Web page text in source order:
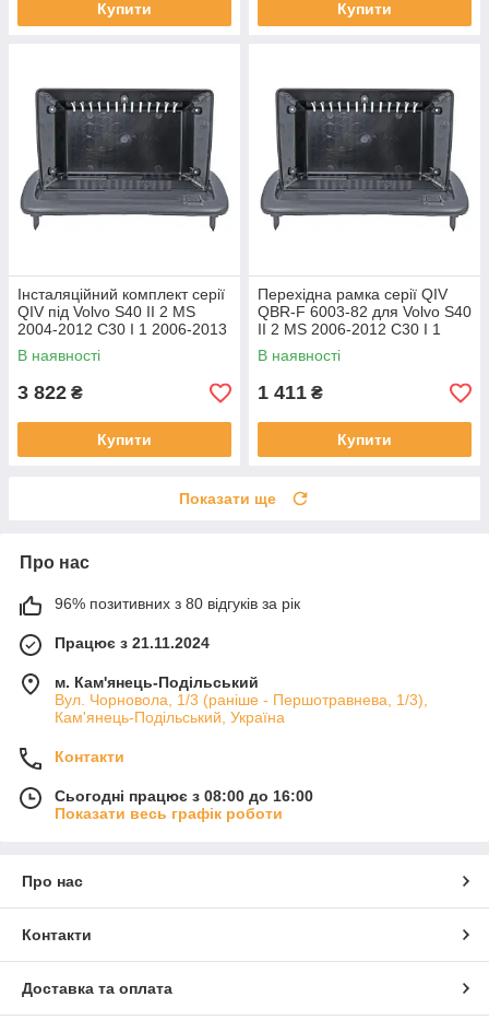
Купити Купити
Інсталяційний комплект серії
QIV під Volvo S40 II 2 MS
2004-2012 C30 I 1 2006-2013
C70 II 2 2005-2013 (W2) 9
В наявності
3 822 ₴
Купити
Перехідна рамка серії QIV
QBR-F 6003-82 для Volvo S40
II 2 MS 2006-2012 C30 I 1
2006-2013 C70 II 2 2004-2010
9 дюймів
В наявності
1 411 ₴
Купити
Показати ще
Про нас
96% позитивних з 80 відгуків за рік
Працює з 21.11.2024
м. Кам'янець-Подільський
Вул. Чорновола, 1/3 (раніше - Першотравнева, 1/3),
Кам'янець-Подільський, Україна
Контакти
Сьогодні працює з 08:00 до 16:00
Показати весь графік роботи
Про нас
Контакти
Доставка та оплата